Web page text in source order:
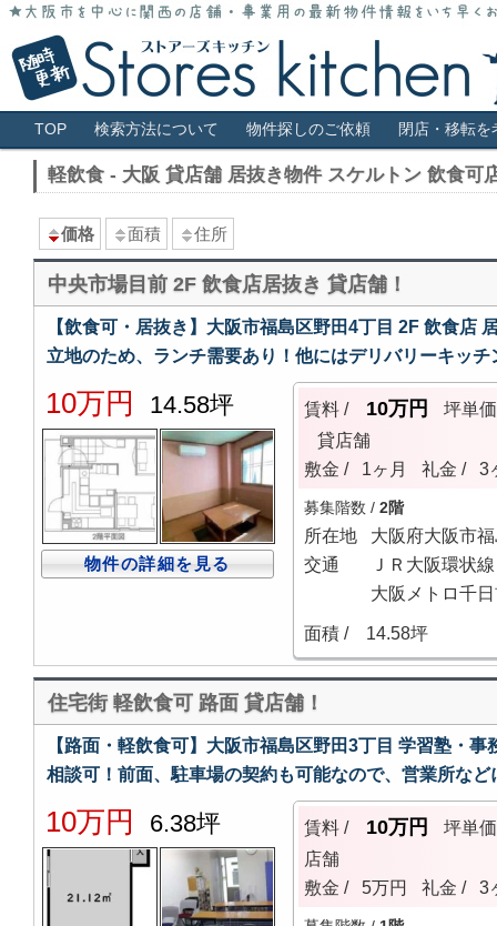
大阪 貸店舗 居抜き物件 スケルトン 飲
大阪市全域・キタ・ミナミ・アメ村・福島・堀江・新町などの貸店舗情報
メインメニュー
TOP 検索方法について 物件探しのご依頼 閉店・移転
軽飲食 - 大阪 貸店舗 居抜き物件 スケルトン 飲食可
価格 面積 住所
中央市場目前 2F 飲食店居抜き 貸店舗！
【飲食可・居抜き】大阪市福島区野田4丁目 2F 飲食店
立地のため、ランチ需要あり！他にはデリバリーキッ
10万円 14.58坪
物件の詳細を見る
賃料 / 10万円
坪単価
貸店舗
敷金 /
1ヶ月 礼金 / 3
募集階数 / 2階
所在地
大阪府大阪市
交通
ＪＲ大阪環状
大阪メトロ千
面積 /
14.58坪
住宅街 軽飲食可 路面 貸店舗！
【路面・軽飲食可】大阪市福島区野田3丁目 学習塾・
相談可！前面、駐車場の契約も可能なので、営業所など
10万円 6.38坪 賃料 / 10万円
坪単価
店舗
敷金 /
5万円 礼金 / 3